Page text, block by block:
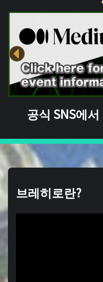
공식 SNS에
브레히로란?